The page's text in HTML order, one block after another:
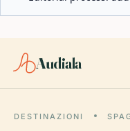
Audiala
DESTINAZIONI